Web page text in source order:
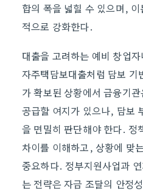
합의 폭을 넓힐 수 있으며,
적으로 강화한다.
대출을 고려하는 예비 창업
자주택담보대출처럼 담보
가 확보된 상황에서 금융기
공급할 여지가 있으나, 담보
을 면밀히 판단해야 한다. 정
차이를 이해하고, 상황에 맞
중요하다. 정부지원사업과
는 전략은 자금 조달의 안정